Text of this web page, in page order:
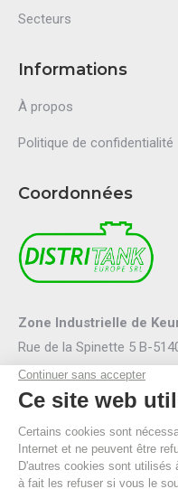
Secteurs
Informations
À propos
Politique de confidentialité
Coordonnées
Zone Industrielle de
Rue de la Spinette 5 B-
Mail :info@distritank.be
Tel.: 071/88 81 46
Fax : 071/88 94 53
R.P.M. Namur
TVA BE 0474.635.054